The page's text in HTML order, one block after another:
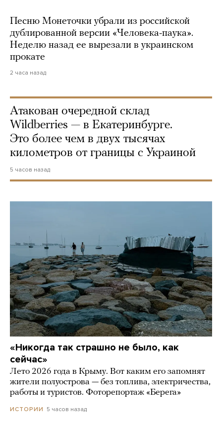
Песню Монеточки убрали из российской
дублированной версии «Человека-паука».
Неделю назад ее вырезали в украинском
прокате
2 часа назад
Атакован очередной склад
Wildberries — в Екатеринбурге.
Это более чем в двух тысячах
километров от границы с Украиной
5 часов назад
«Никогда так страшно не было, как
сейчас»
Лето 2026 года в Крыму. Вот каким его запомнят
жители полуострова — без топлива, электричества,
работы и туристов. Фоторепортаж «Берега»
ИСТОРИИ 5 часов назад